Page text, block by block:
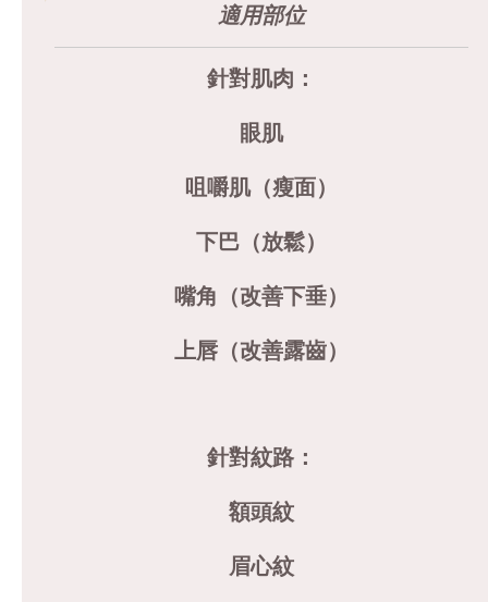
適用部位
針對肌肉：
眼肌
咀嚼肌（瘦面）
下巴（放鬆）
嘴角（改善下垂）
上唇（改善露齒）
針對紋路：
額頭紋
眉心紋